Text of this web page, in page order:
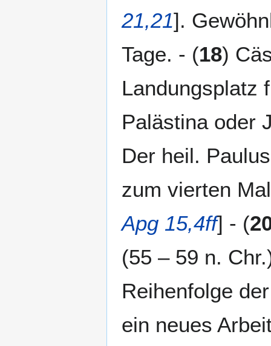
21,21].
Tage. - (18)
Landungsplatz
Palästina oder
Der heil.
zum vierten
Apg 15,4ff] - (
(55 – 59 n.
Reihenfolge
ein neues